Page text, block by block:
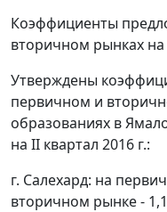
Коэффициенты
вторичном рынках на
Утверждены
первичном и
образованиях в
на II квартал 2016 г.:
г. Салехард: на
вторичном рынке -